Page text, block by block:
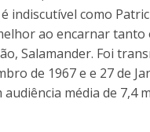
indiscutível como
ao encarnar tanto
Salamander. Foi
de 1967 e e 27 de
média de 7,4